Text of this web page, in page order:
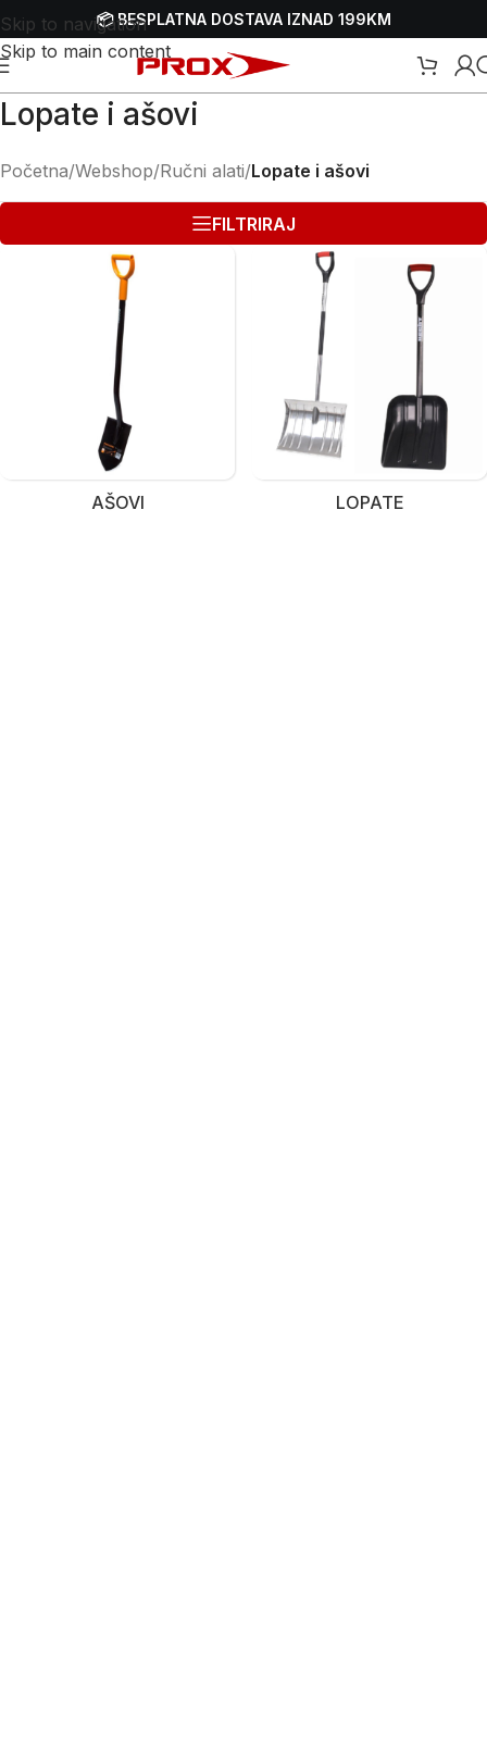
Skip to navigation
Skip to main content
📦 BESPLATNA DOSTAVA IZNAD 199KM
Lopate i ašovi
Početna/Webshop/Ručni alati/Lopate i ašovi
FILTRIRAJ
AŠOVI LOPATE